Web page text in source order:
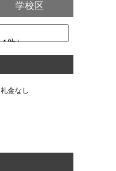
学校区
礼金なし